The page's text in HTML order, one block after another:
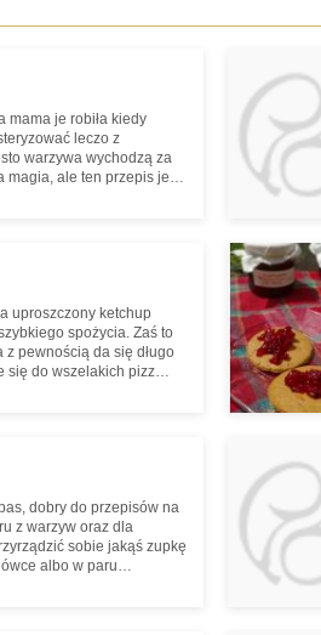
mama je robiła kiedy
leczo z
warzywa wychodzą za
ale ten przepis jest
uproszczony ketchup
spożycia. Zaś to
z pewnością da się długo
sera na kanapki ;)
dobry do przepisów na
z warzyw oraz dla
sobie jakąś zupkę
albo w paru